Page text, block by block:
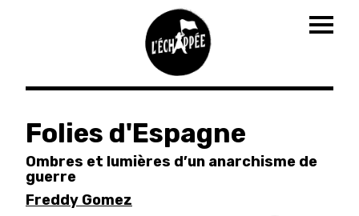
Aller
contenu
principal
Folies d'Espagne
Ombres et lumières d’un anarchisme de
guerre
Freddy Gomez